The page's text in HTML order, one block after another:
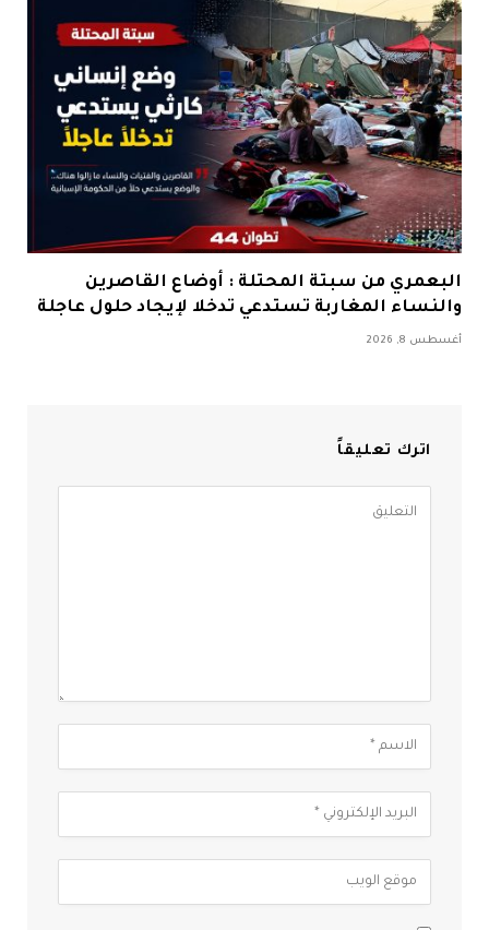
البعمري من سبتة المحتلة : أوضاع القاصرين
والنساء المغاربة تستدعي تدخلا لإيجاد حلول عاجلة
أغسطس 8, 2026
اترك تعليقاً